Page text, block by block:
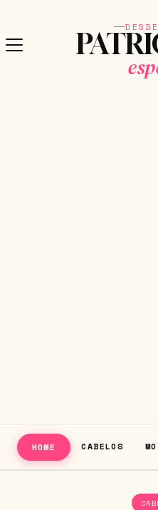
HOME CABELOS